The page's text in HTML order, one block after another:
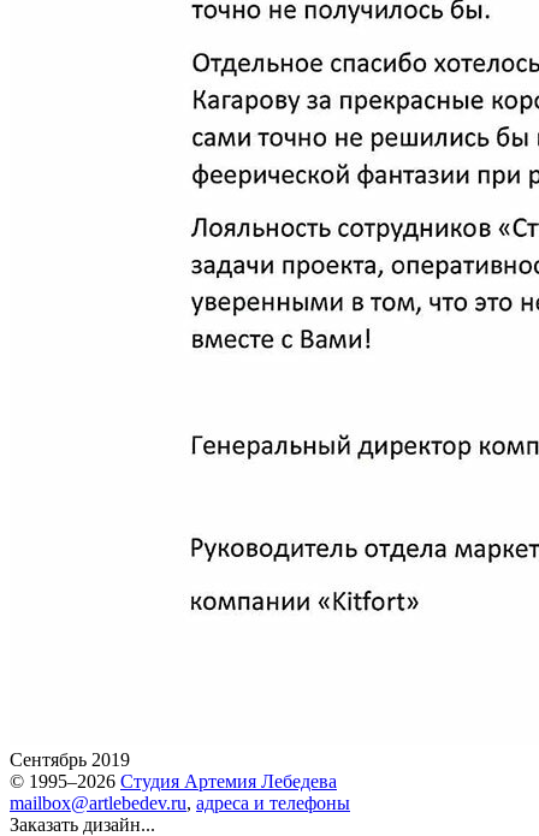
Сентябрь 2019
© 1995–2026 Студия Артемия Лебедева
mailbox@artlebedev.ru, адреса и телефоны
Заказать дизайн...